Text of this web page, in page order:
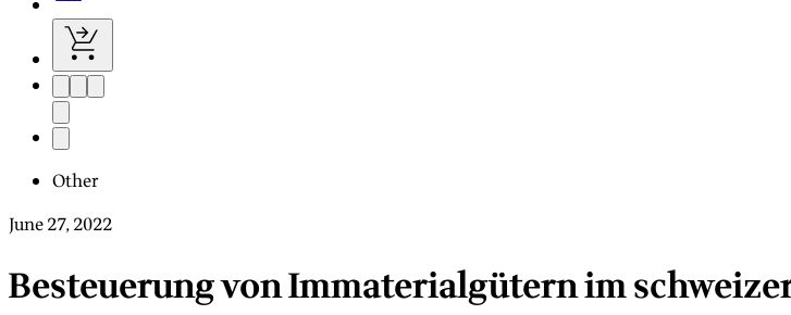
Other
June 27, 2022
Besteuerung von Immaterialgütern im